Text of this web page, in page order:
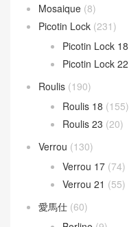
Mosaique (8)
Picotin Lock (231)
Picotin Lock 18
Picotin Lock 22
Roulis (190)
Roulis 18 (155)
Roulis 23 (20)
Verrou (130)
Verrou 17 (74)
Verrou 21 (55)
愛馬仕 (60)